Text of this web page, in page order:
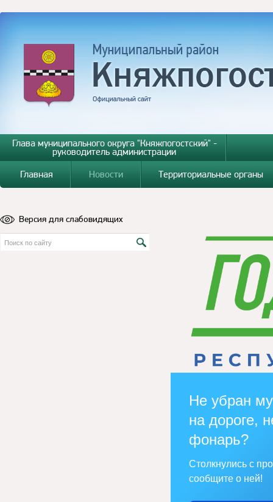
Глава муниципального округа "Княжпогостский" -
руководитель администрации
Главная
Новости Территориальные органы
Версия для слабовидящих
Не убран
на дороге,
фонарь?
Столкнулись с
сообщите о ней!